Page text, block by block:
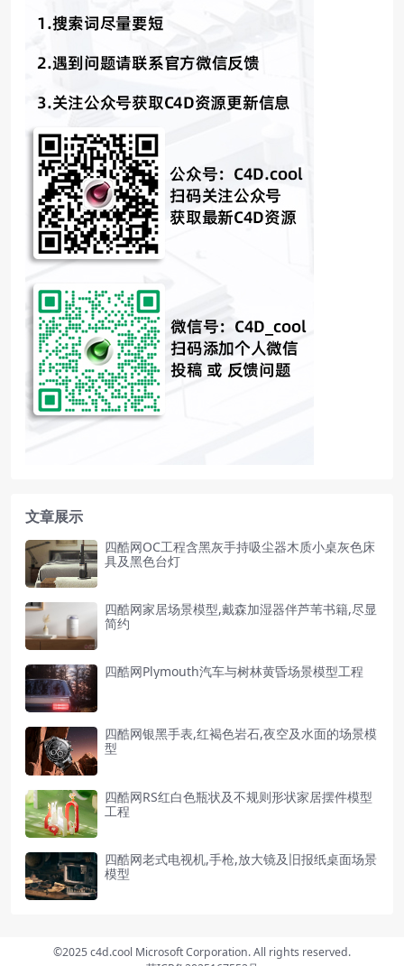
文章展示
四酷网OC工程含黑灰手持吸尘器木质小桌灰色床
具及黑色台灯
四酷网家居场景模型,戴森加湿器伴芦苇书籍,尽显
简约
四酷网Plymouth汽车与树林黄昏场景模型工程
四酷网银黑手表,红褐色岩石,夜空及水面的场景模
型
四酷网RS红白色瓶状及不规则形状家居摆件模型
工程
四酷网老式电视机,手枪,放大镜及旧报纸桌面场景
模型
©2025 c4d.cool Microsoft Corporation. All rights reserved.